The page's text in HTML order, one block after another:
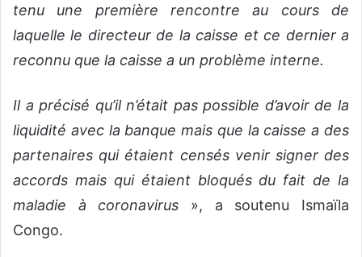
tenu une première rencontre au cours de
laquelle le directeur de la caisse et ce dernier a
reconnu que la caisse a un problème interne.
Il a précisé qu’il n’était pas possible d’avoir de la
liquidité avec la banque mais que la caisse a des
partenaires qui étaient censés venir signer des
accords mais qui étaient bloqués du fait de la
maladie à coronavirus », a soutenu Ismaïla
Congo.